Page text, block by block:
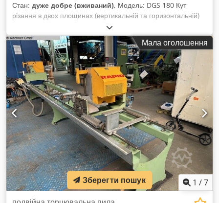
Стан: дуже добре (вживаний), Модель: DGS 180 Кут
різання в двох площинах (вертикальній та горизонтальній)
Dcsdpfxegh Hl Es Apmjk Дуже гарний стан.
Мала оголошення
1 /7
Зберегти пошук